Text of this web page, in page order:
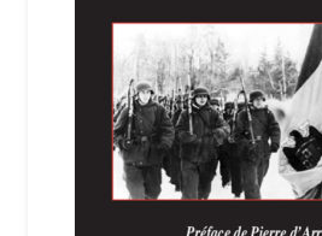
Nous Contacter
Politique de confidentialité et
Qui sommes-nous ?
Soutien à Philippe Randa